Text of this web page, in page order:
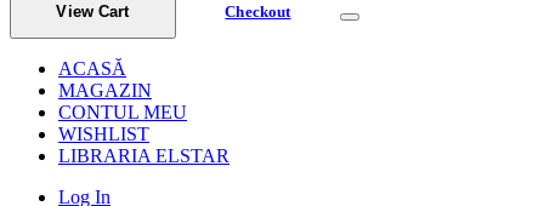
View Cart Checkout
ACASĂ
MAGAZIN
CONTUL MEU
WISHLIST
LIBRARIA ELSTAR
Log In